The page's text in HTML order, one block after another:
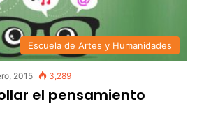
Escuela de Artes y Humanidades
2015 3,289
el pensamiento